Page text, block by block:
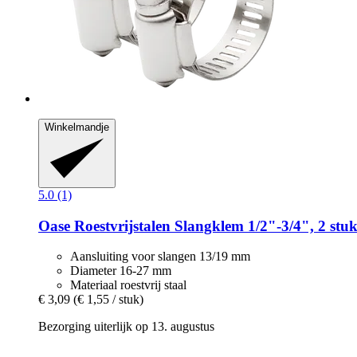
Winkelmandje
5.0 (1)
Oase Roestvrijstalen Slangklem 1/2"-​3/4", 2
Aansluiting voor slangen 13/19 mm
Diameter 16-27 mm
Materiaal roestvrij staal
€ 3,09 (€ 1,55 / stuk)
Bezorging uiterlijk op 13. augustus